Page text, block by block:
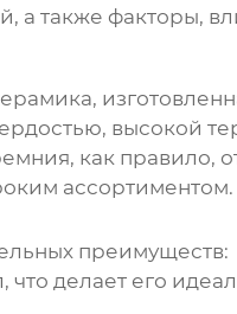
а также факторы,
высокой
, как правило,
ассортиментом.
преимуществ:
делает его